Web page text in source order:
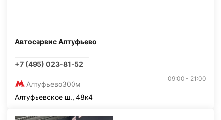
Автосервис Алтуфьево
+7 (495) 023-81-52
Алтуфьево300м
09:00 - 21:00
Алтуфьевское ш., 48к4